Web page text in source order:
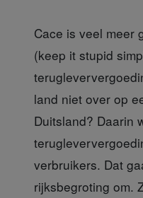
Cace is veel meer
(keep it stupid
land niet over op
Duitsland? Daarin
verbruikers. Dat
rijksbegroting om.